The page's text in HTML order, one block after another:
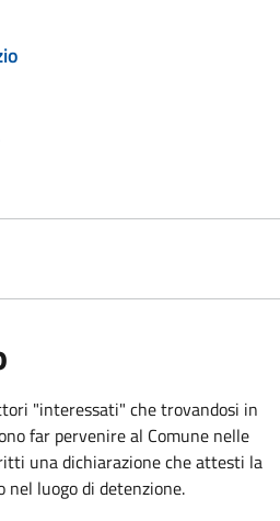
"interessati" che trovandosi in
far pervenire al Comune nelle
una dichiarazione che attesti la
luogo di detenzione.